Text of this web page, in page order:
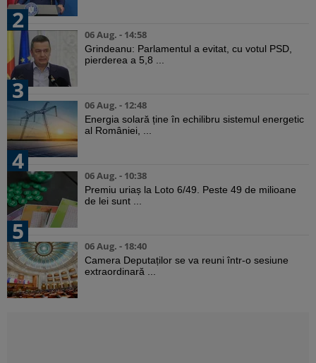
2
06 Aug. - 14:58
Grindeanu: Parlamentul a evitat, cu votul PSD,
pierderea a 5,8 ...
3
06 Aug. - 12:48
Energia solară ține în echilibru sistemul energetic
al României, ...
4
06 Aug. - 10:38
Premiu uriaș la Loto 6/49. Peste 49 de milioane
de lei sunt ...
5
06 Aug. - 18:40
Camera Deputaților se va reuni într-o sesiune
extraordinară ...